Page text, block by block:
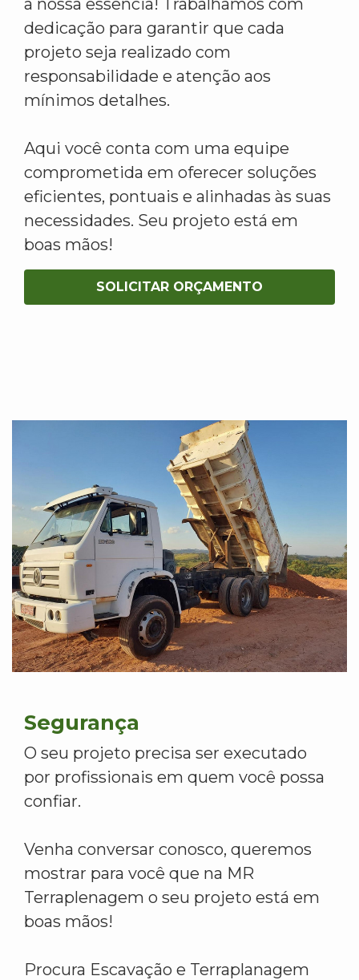
a nossa essência! Trabalhamos com
dedicação para garantir que cada
projeto seja realizado com
responsabilidade e atenção aos
mínimos detalhes.
Aqui você conta com uma equipe
comprometida em oferecer soluções
eficientes, pontuais e alinhadas às suas
necessidades. Seu projeto está em
boas mãos!
SOLICITAR ORÇAMENTO
Segurança
O seu projeto precisa ser executado
por profissionais em quem você possa
confiar.
Venha conversar conosco, queremos
mostrar para você que na MR
Terraplenagem o seu projeto está em
boas mãos!
Procura Escavação e Terraplanagem